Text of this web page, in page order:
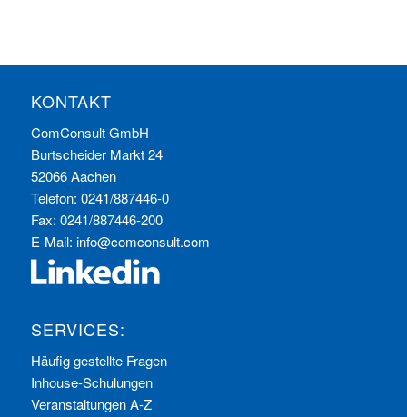
KONTAKT
ComConsult GmbH
Burtscheider Markt 24
52066 Aachen
Telefon: 0241/887446-0
Fax: 0241/887446-200
E-Mail: info@comconsult.com
SERVICES:
Häufig gestellte Fragen
Inhouse-Schulungen
Veranstaltungen A-Z